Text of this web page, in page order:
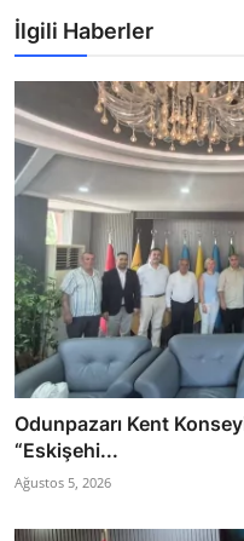
İlgili Haberler
Odunpazarı Kent
“Eskişehi...
Ağustos 5, 2026